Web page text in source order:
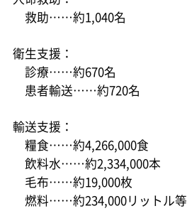
救助……約1,040名
衛生支援：
診療……約670名
患者輸送……約720名
輸送支援：
糧食……約4,266,000食
飲料水……約2,334,000本
毛布……約19,000枚
燃料……約234,000リットル等